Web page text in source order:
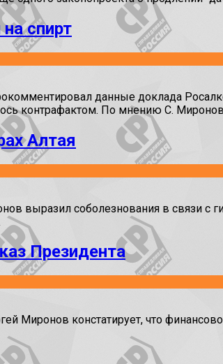
спирт
данные доклада
контрафактом. По мнению С.
Алтая
выразил соболезнования в связи с
Президента
Миронов констатирует, что